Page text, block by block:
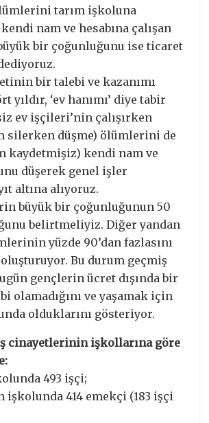
tarım işkoluna
nam ve hesabına çalışan
bir çoğunluğunu ise ticaret
bir talebi ve kazanımı
yıldır, ‘ev hanımı’ diye tabir
ev işçileri’nin çalışırken
silerken düşme) ölümlerini de
kaydetmişiz) kendi nam ve
düşerek genel işler
altına alıyoruz.
büyük bir çoğunluğunun 50
belirtmeliyiz. Diğer yandan
yüzde 90’dan fazlasını
Bu durum geçmiş
gençlerin ücret dışında bir
olamadığını ve yaşamak için
olduklarını gösteriyor.
iş cinayetlerinin işkollarına göre
493 işçi;
işkolunda 414 emekçi (183 işçi